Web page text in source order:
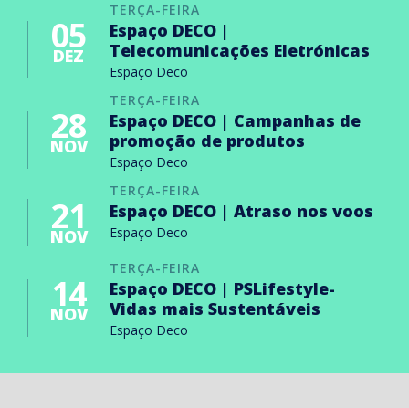
TERÇA-FEIRA
05
DEZ
Espaço DECO |
Telecomunicações Eletrónicas
Espaço Deco
TERÇA-FEIRA
28
NOV
Espaço DECO | Campanhas de
promoção de produtos
Espaço Deco
TERÇA-FEIRA
21
NOV
Espaço DECO | Atraso nos voos
Espaço Deco
TERÇA-FEIRA
14
NOV
Espaço DECO | PSLifestyle-
Vidas mais Sustentáveis
Espaço Deco